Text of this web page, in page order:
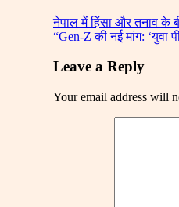
नेपाल में हिंसा और तनाव के
“Gen-Z की नई मांग: ‘युवा
Leave a Reply
Your email address will